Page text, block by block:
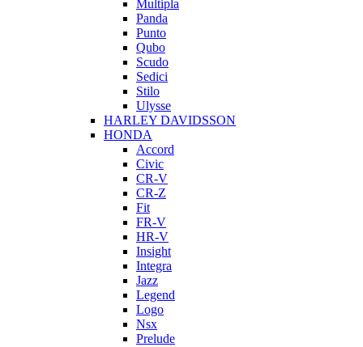
Multipla
Panda
Punto
Qubo
Scudo
Sedici
Stilo
Ulysse
HARLEY DAVIDSSON
HONDA
Accord
Civic
CR-V
CR-Z
Fit
FR-V
HR-V
Insight
Integra
Jazz
Legend
Logo
Nsx
Prelude